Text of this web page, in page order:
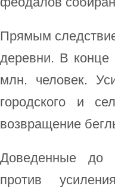
Прямым
деревни. В конце
млн. человек.
городского и
возвращение
Доведенные до
против